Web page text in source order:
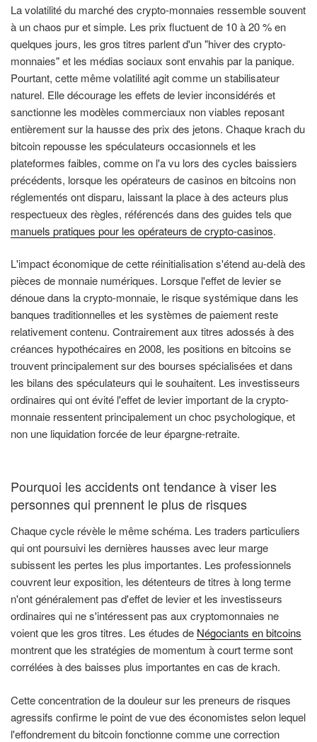
La volatilité du marché des crypto-monnaies ressemble souvent
à un chaos pur et simple. Les prix fluctuent de 10 à 20 % en
quelques jours, les gros titres parlent d'un "hiver des crypto-
monnaies" et les médias sociaux sont envahis par la panique.
Pourtant, cette même volatilité agit comme un stabilisateur
naturel. Elle décourage les effets de levier inconsidérés et
sanctionne les modèles commerciaux non viables reposant
entièrement sur la hausse des prix des jetons. Chaque krach du
bitcoin repousse les spéculateurs occasionnels et les
plateformes faibles, comme on l'a vu lors des cycles baissiers
précédents, lorsque les opérateurs de casinos en bitcoins non
réglementés ont disparu, laissant la place à des acteurs plus
respectueux des règles, référencés dans des guides tels que
manuels pratiques pour les opérateurs de crypto-casinos.
L'impact économique de cette réinitialisation s'étend au-delà des
pièces de monnaie numériques. Lorsque l'effet de levier se
dénoue dans la crypto-monnaie, le risque systémique dans les
banques traditionnelles et les systèmes de paiement reste
relativement contenu. Contrairement aux titres adossés à des
créances hypothécaires en 2008, les positions en bitcoins se
trouvent principalement sur des bourses spécialisées et dans
les bilans des spéculateurs qui le souhaitent. Les investisseurs
ordinaires qui ont évité l'effet de levier important de la crypto-
monnaie ressentent principalement un choc psychologique, et
non une liquidation forcée de leur épargne-retraite.
Pourquoi les accidents ont tendance à viser les
personnes qui prennent le plus de risques
Chaque cycle révèle le même schéma. Les traders particuliers
qui ont poursuivi les dernières hausses avec leur marge
subissent les pertes les plus importantes. Les professionnels
couvrent leur exposition, les détenteurs de titres à long terme
n'ont généralement pas d'effet de levier et les investisseurs
ordinaires qui ne s'intéressent pas aux cryptomonnaies ne
voient que les gros titres. Les études de Négociants en bitcoins
montrent que les stratégies de momentum à court terme sont
corrélées à des baisses plus importantes en cas de krach.
Cette concentration de la douleur sur les preneurs de risques
agressifs confirme le point de vue des économistes selon lequel
l'effondrement du bitcoin fonctionne comme une correction